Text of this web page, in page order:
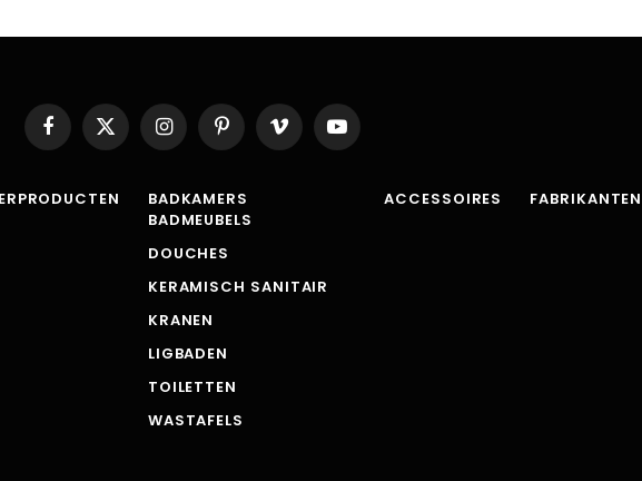
Facebook
X
(Twitter)
InstagramPinterestVimeo YouTube
BADKAMERS
BADMEUBELS
DOUCHES
KERAMISCH SANITAIR
KRANEN
LIGBADEN
TOILETTEN
WASTAFELS
ACCESSOIRES FABRIKANTEN